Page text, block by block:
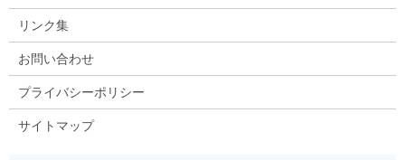
リンク集
お問い合わせ
プライバシーポリシー
サイトマップ